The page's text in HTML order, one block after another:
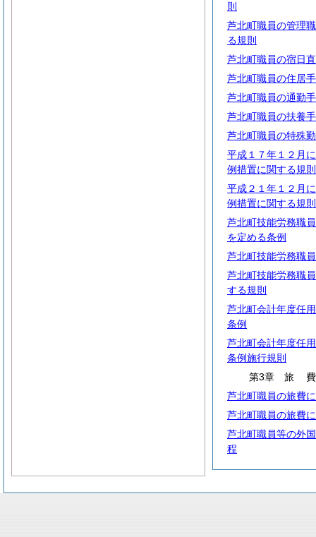
則
芦北町職員の管理
る規則
芦北町職員の宿日
芦北町職員の住居
芦北町職員の通勤
芦北町職員の扶養
芦北町職員の特殊
平成１７年１２月
例措置に関する規則
平成２１年１２月
例措置に関する規則
芦北町技能労務職
を定める条例
芦北町技能労務職
芦北町技能労務職
する規則
芦北町会計年度任
条例
芦北町会計年度任
条例施行規則
第3章 旅費
芦北町職員の旅費
芦北町職員の旅費
芦北町職員等の外
程